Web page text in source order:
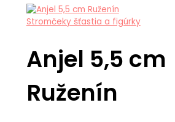
Stromčeky šťastia a figúrky
Anjel 5,5 cm
Ruženín